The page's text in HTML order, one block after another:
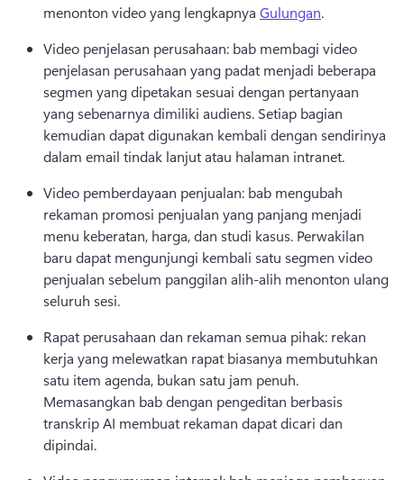
menonton video yang lengkapnya Gulungan.
Video penjelasan perusahaan: bab membagi video
penjelasan perusahaan yang padat menjadi beberapa
segmen yang dipetakan sesuai dengan pertanyaan
yang sebenarnya dimiliki audiens. Setiap bagian
kemudian dapat digunakan kembali dengan sendirinya
dalam email tindak lanjut atau halaman intranet.
Video pemberdayaan penjualan: bab mengubah
rekaman promosi penjualan yang panjang menjadi
menu keberatan, harga, dan studi kasus. Perwakilan
baru dapat mengunjungi kembali satu segmen video
penjualan sebelum panggilan alih-alih menonton ulang
seluruh sesi.
Rapat perusahaan dan rekaman semua pihak: rekan
kerja yang melewatkan rapat biasanya membutuhkan
Memasangkan bab dengan pengeditan berbasis
transkrip AI membuat rekaman dapat dicari dan
dipindai.